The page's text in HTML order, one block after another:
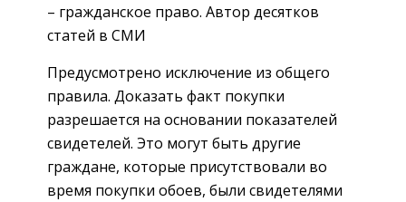
– гражданское право. Автор десятков
статей в СМИ
Предусмотрено исключение из общего
правила. Доказать факт покупки
разрешается на основании показателей
свидетелей. Это могут быть другие
граждане, которые присутствовали во
время покупки обоев, были свидетелями